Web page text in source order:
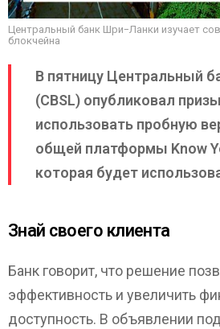
Центральный банк Шри-Ланки изучает
блокчейна
В пятницу Центральный
(CBSL) опубликовал
использовать пробную
общей платформы Know
которая будет
Знай своего клиента
Банк говорит, что решение
эффективность и увеличить
доступность. В объявлении